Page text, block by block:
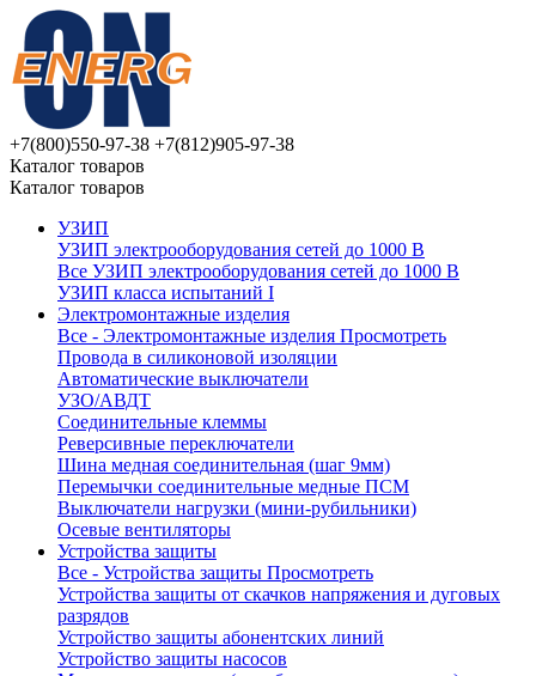
+7(800)550-97-38 +7(812)905-97-38
Каталог товаров
Каталог товаров
УЗИП
УЗИП электрооборудования сетей до 1000 В
Все УЗИП электрооборудования сетей до 1000 В
УЗИП клaссa испытаний I
Электромонтажные изделия
Все - Электромонтажные изделия Просмотреть
Провода в силиконовой изоляции
Автоматические выключатели
УЗО/АВДТ
Соединительные клеммы
Реверсивные переключатели
Шина медная соединительная (шаг 9мм)
Перемычки соединительные медные ПСМ
Выключатели нагрузки (мини-рубильники)
Осевые вентиляторы
Устройства защиты
Все - Устройства защиты Просмотреть
Устройства защиты от скачков напряжения и дуговых
разрядов
Устройство защиты абонентских линий
Устройство защиты насосов